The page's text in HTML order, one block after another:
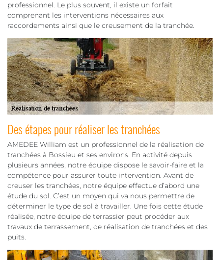
professionnel. Le plus souvent, il existe un forfait
comprenant les interventions nécessaires aux
raccordements ainsi que le creusement de la tranchée.
Des étapes pour réaliser les tranchées
AMEDEE William est un professionnel de la réalisation de
tranchées à Bossieu et ses environs. En activité depuis
plusieurs années, notre équipe dispose le savoir-faire et la
compétence pour assurer toute intervention. Avant de
creuser les tranchées, notre équipe effectue d’abord une
étude du sol. C’est un moyen qui va nous permettre de
déterminer le type de sol à travailler. Une fois cette étude
réalisée, notre équipe de terrassier peut procéder aux
travaux de terrassement, de réalisation de tranchées et des
puits.